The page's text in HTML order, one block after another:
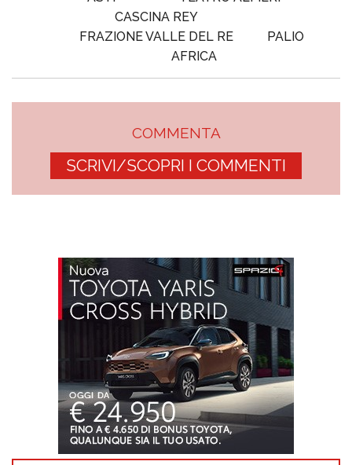
CASCINA REY
FRAZIONE VALLE DEL RE
PALIO
AFRICA
COMMENTA
SCRIVI/SCOPRI I COMMENTI